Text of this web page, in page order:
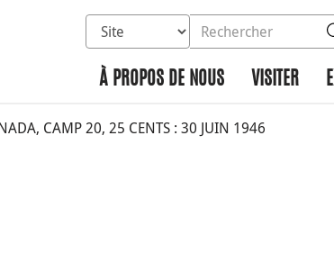
Sélectionnez la base de données à
Rechercher dans le site
À PROPOS DE NOUS VISITER
CAMP 20, 25 CENTS : 30 JUIN 1946